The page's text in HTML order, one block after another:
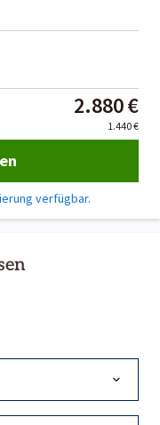
2.880 €
1.440 €
verfügbar.